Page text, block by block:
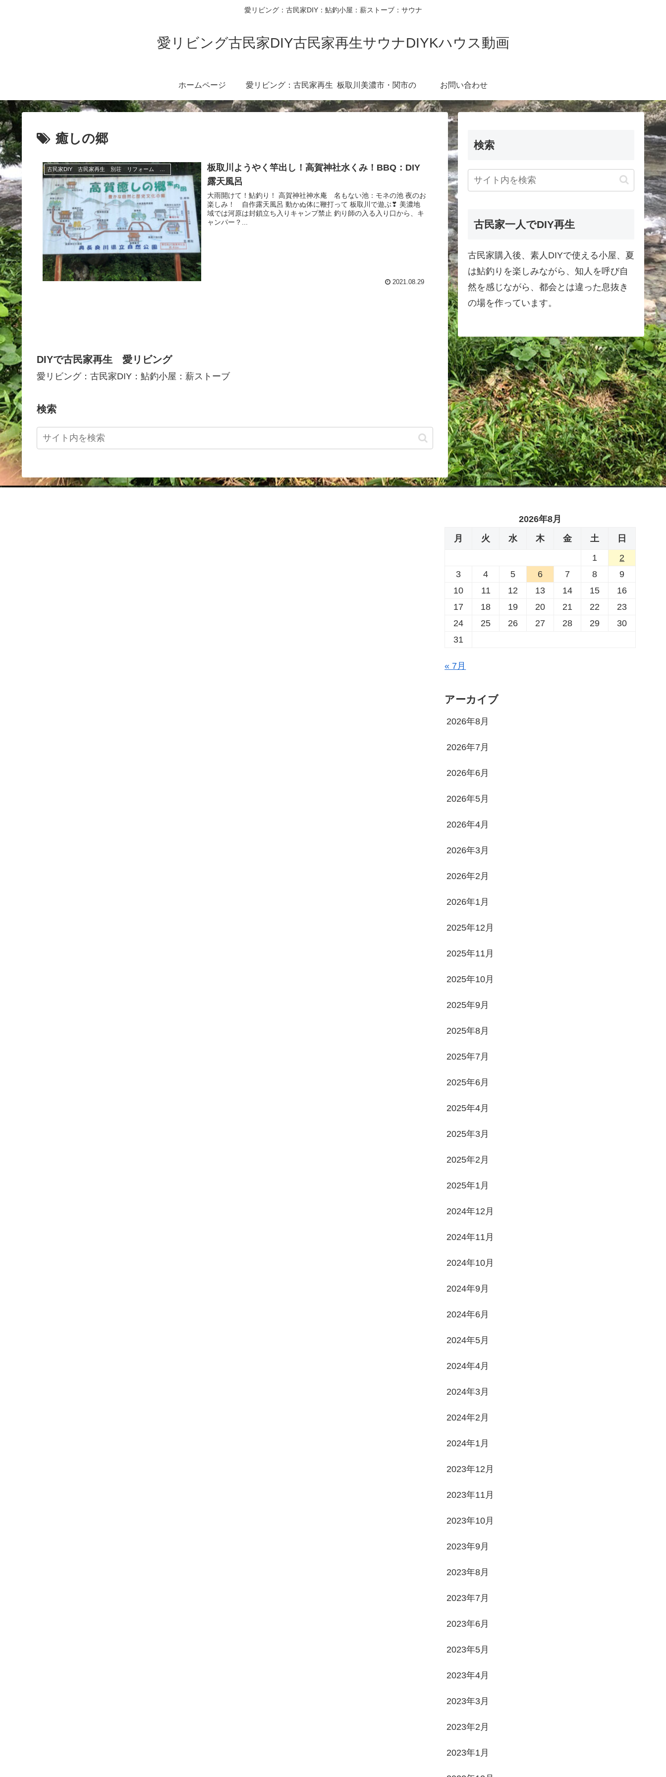
愛リビング：古民家DIY：鮎釣小屋：薪ストーブ：サウナ
愛リビング古民家DIY古民家再生サウナDIYKハウス動画
ホームページ 愛リビング：古民家再生
diy360度
板取川美濃市・関市の
川：３６０度カメラ
お問い合わせ
癒しの郷
板取川ようやく竿出し！高賀神社水くみ！BBQ：DIY
露天風呂
大雨開けて！鮎釣り！ 高賀神社神水庵 名もない池：モネの池 夜のお
楽しみ！ 自作露天風呂 動かぬ体に鞭打って 板取川で遊ぶ❣ 美濃地
域では河原は封鎖立ち入りキャンプ禁止 釣り師の入る入り口から、キ
ャンパー？...
2021.08.29
DIYで古民家再生 愛リビング
愛リビング：古民家DIY：鮎釣小屋：薪ストーブ
検索
検索
古民家一人でDIY再生
古民家購入後、素人DIYで使える小屋、夏
は鮎釣りを楽しみながら、知人を呼び自
然を感じながら、都会とは違った息抜き
の場を作っています。
2026年8月
月
火 水 木 金 土
日
1
2
3
4 5 6 7 8
9
10
11 12 13 14 15
16
17
18 19 20 21 22
23
24
25 26 27 28 29
30
31
« 7月
アーカイブ
2026年8月
2026年7月
2026年6月
2026年5月
2026年4月
2026年3月
2026年2月
2026年1月
2025年12月
2025年11月
2025年10月
2025年9月
2025年8月
2025年7月
2025年6月
2025年4月
2025年3月
2025年2月
2025年1月
2024年12月
2024年11月
2024年10月
2024年9月
2024年6月
2024年5月
2024年4月
2024年3月
2024年2月
2024年1月
2023年12月
2023年11月
2023年10月
2023年9月
2023年8月
2023年7月
2023年6月
2023年5月
2023年4月
2023年3月
2023年2月
2023年1月